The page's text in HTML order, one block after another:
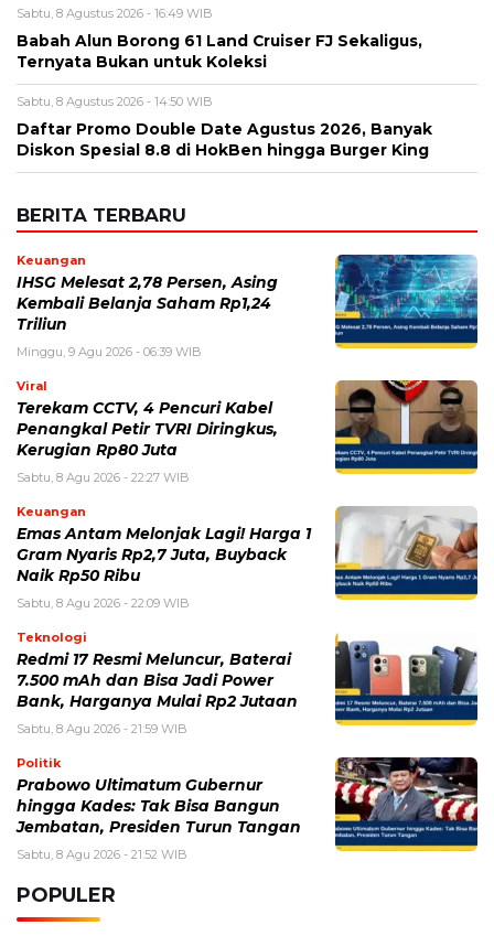
Sabtu, 8 Agustus 2026 - 16:49 WIB
Babah Alun Borong 61 Land Cruiser FJ Sekaligus,
Ternyata Bukan untuk Koleksi
Sabtu, 8 Agustus 2026 - 14:50 WIB
Daftar Promo Double Date Agustus 2026, Banyak
Diskon Spesial 8.8 di HokBen hingga Burger King ‎
BERITA TERBARU
Keuangan
IHSG Melesat 2,78 Persen, Asing
Kembali Belanja Saham Rp1,24
Triliun
Minggu, 9 Agu 2026 - 06:39 WIB
Viral
Terekam CCTV, 4 Pencuri Kabel
Penangkal Petir TVRI Diringkus,
Kerugian Rp80 Juta
Sabtu, 8 Agu 2026 - 22:27 WIB
Keuangan
Emas Antam Melonjak Lagi! Harga 1
Gram Nyaris Rp2,7 Juta, Buyback
Naik Rp50 Ribu
Sabtu, 8 Agu 2026 - 22:09 WIB
Teknologi
Redmi 17 Resmi Meluncur, Baterai
7.500 mAh dan Bisa Jadi Power
Bank, Harganya Mulai Rp2 Jutaan
Sabtu, 8 Agu 2026 - 21:59 WIB
Politik
Prabowo Ultimatum Gubernur
hingga Kades: Tak Bisa Bangun
Jembatan, Presiden Turun Tangan
Sabtu, 8 Agu 2026 - 21:52 WIB
POPULER